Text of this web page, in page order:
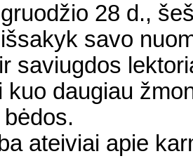
28 d.,
savo
saviugdos
kuo daugiau
ateiviai apie